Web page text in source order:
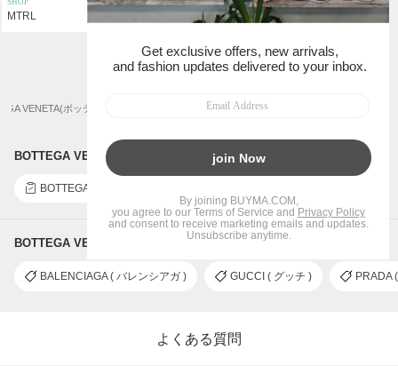
MTRL
1
VENETA(ボッテガヴェネタ)商品一覧 メンズファッション
BOTTEGA VENETA(ボッテガヴェネタ)に関連するレビュー・口コミ
BOTTEGA VENETA(ボッテガヴェネタ)
BOTTEGA VENETA の関連ブランドからさがす
BALENCIAGA ( バレンシアガ ) GUCCI ( グッチ ) PRADA
よくある質問